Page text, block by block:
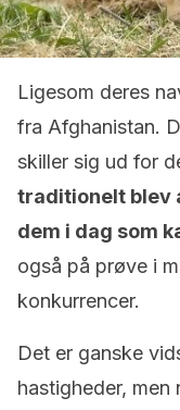
Ligesom deres
fra Afghanistan.
skiller sig ud for
traditionelt blev
dem i dag som
også på prøve i
konkurrencer.
Det er ganske
hastigheder,